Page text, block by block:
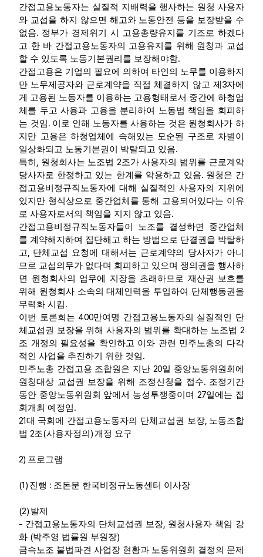
간접고용노동자는 실질적 지배력을 행사하는 원청 사용자
와 교섭을 하지 않으면 해고와 노동안전 등을 보장받을 수
없음. 정부가 경제위기 시 고용총량유지를 기조로 하겠다
고 한 바 간접고용노동자의 고용유지를 위해 원청과 교섭
할 수 있도록 노동기본권리를 보장해야함.
간접고용은 기업의 필요에 의하여 타인의 노무를 이용하지
만 노무제공자와 근로계약을 직접 체결하지 않고 제 3자에
게 고용된 노동자를 이용하는 고용형태로서 중간에 하청업
체를 두고 사용과 고용을 분리하여 노동법 책임을 회피하
는 것임. 이로 인해 노동자를 사용하는 것은 원청회사가 하
지만 고용은 하청업체에 속해있는 모순된 구조로 차별이
일상화되고 노동기본권이 박탈되고 있음.
특히 , 원청회사는 노조법2조가 사용자의 범위를 근로계약
당사자로 한정하고 있는 한계를 악용하고 있음. 원청은 간
접고용비정규직노동자에 대해 실질적인 사용자의 지위에
있지만 형식상으로 중간업체를 통해 고용되어있다는 이유
로 사용자로서의 책임을 지지 않고 있음.
간접고용비정규직노동자들이 노조를 결성하면 중간업체
를 계약해지하여 집단해고 하는 방법으로 단결권을 박탈하
고, 단체교섭 요청에 대해서는 근로계약의 당사자가 아니
므로 교섭의무가 없다며 회피하고 있으며 쟁의권을 행사하
면 원청회사의 업무에 지장을 초래하므로 재산권 보호를
위해 원청회사 소속의 대체인력을 투입하여 단체행동권을
무력화 시킴.
이번 토론회는 400만여명 간접고용노동자의 실질적인 단
체교섭권 보장을 위해 사용자의 범위를 확대하는 노조법 2
조 개정의 필요성을 확인하고 이와 관련 민주노총의 다각
적인 사업을 추진하기 위한 것임.
민주노총 간접고용 조합원은 지난 20일 중앙노동위원회에
원청대상 교섭권 보장을 위해 조정신청을 접수. 조정기간
동안 중앙노동위원회 앞에서 농성투쟁중이며 27일에는 집
회개최 예정임.
21대 국회에 간접고용노동자의 단체교섭권 보장, 노동조합
법 2조(사용자정의 ) 개정 요구
2) 프로그램
(1) 진행 : 조돈문 한국비정규노동센터 이사장
(2) 발제
- 간접고용노동자의 단체교섭권 보장, 원청사용자 책임 강
화 (박주영 법률원 부원장)
금속노조 불법파견 사업장 현황과 노동위원회 결정의 문제